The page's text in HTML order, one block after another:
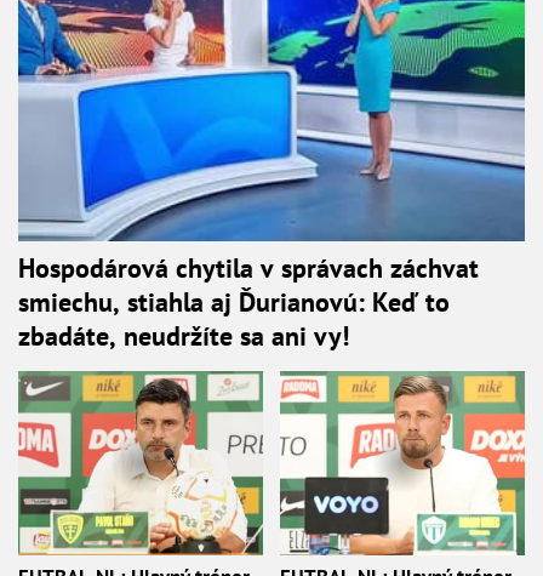
Hospodárová chytila v správach záchvat
smiechu, stiahla aj Ďurianovú: Keď to
zbadáte, neudržíte sa ani vy!